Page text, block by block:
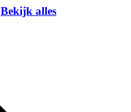
Bekijk alles